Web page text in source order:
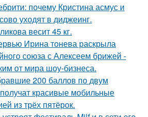
почему Кристина асмус и
уходят в диджеинг.
весит 45 кг.
Ирина тонева раскрыла
союза с Алексеем брижей -
от мира шоу-бизнеса.
200 баллов по двум
красивые мобильные
из трёх пятёрок.